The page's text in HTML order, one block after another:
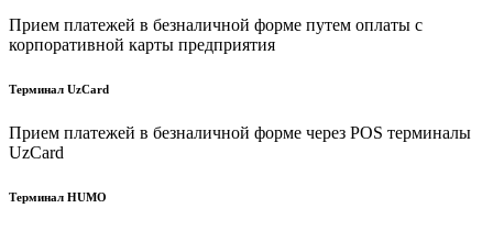
Прием платежей в безналичной форме путем оплаты с
корпоративной карты предприятия
Терминал UzCard
Прием платежей в безналичной форме через POS терминалы
UzCard
Терминал HUMO